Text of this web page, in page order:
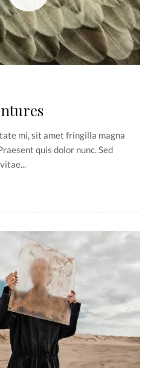
mi, sit amet fringilla magna
quis dolor nunc. Sed